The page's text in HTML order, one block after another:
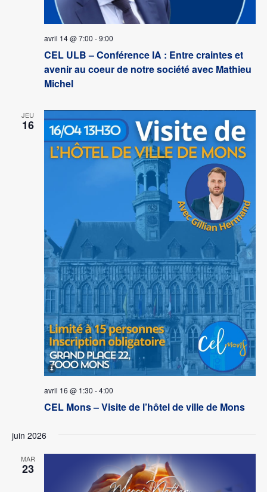
avril 14 @ 7:00 -9:00
CEL ULB – Conférence IA : Entre craintes et
avenir au coeur de notre société avec Mathieu
Michel
JEU
16
avril 16 @ 1:30 -4:00
CEL Mons – Visite de l’hôtel de ville de Mons
juin 2026
MAR
23